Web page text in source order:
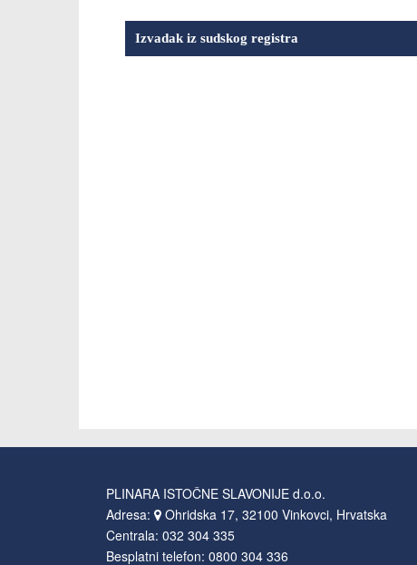
Izvadak iz sudskog registra
PLINARA ISTOČNE SLAVONIJE d.o.o.
Adresa:
Ohridska 17, 32100 Vinkovci, Hrvatska
Centrala: 032 304 335
Besplatni telefon: 0800 304 336